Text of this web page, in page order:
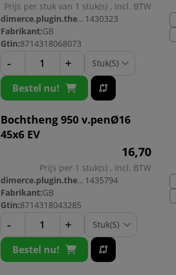
Prijs per stuk van 1 stuk(s) , Incl. BTW
dimerce.plugin.theme.productnr: 1430323
Fabrikant:GB
Gtin:8714318068073
- +
Bestel nu!
Bochtheng 950 v.penØ16
45x6 EV
16,70
Prijs per 1 stuk(s) , Incl. BTW
dimerce.plugin.theme.productnr: 1435794
Fabrikant:GB
Gtin:8714318043285
- +
Bestel nu!